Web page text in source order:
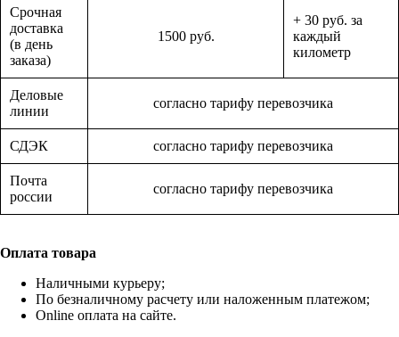
Срочная
доставка
(в день
заказа)
1500 руб.
+ 30 руб. за
каждый
километр
Деловые
линии
согласно тарифу перевозчика
СДЭК согласно тарифу перевозчика
Почта
россии
согласно тарифу перевозчика
Оплата товара
Наличными курьеру;
По безналичному расчету или наложенным платежом;
Online оплата на сайте.